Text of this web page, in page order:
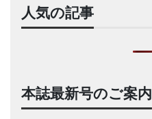
人気の記事
本誌最新号のご案内